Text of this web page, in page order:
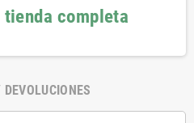
completa
DEVOLUCIONES